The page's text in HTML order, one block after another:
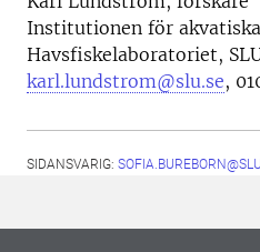
Institutionen för
Havsfiskelaboratoriet,
karl.lundstrom@slu.se,
SIDANSVARIG: